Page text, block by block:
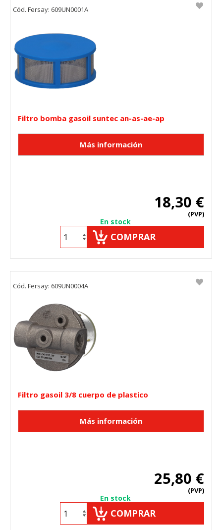
Filtro bomba gasoil suntec an-as-ae-ap
18,30 €
(PVP)
En stock
COMPRAR
Cód. Fersay: 609UN0001A
Filtro gasoil 3/8 cuerpo de plastico
25,80 €
(PVP)
En stock
COMPRAR
Cód. Fersay: 609UN0004A